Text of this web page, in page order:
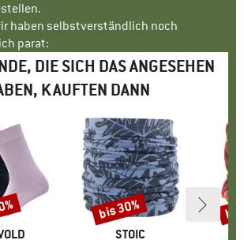
haben selbstverständlich noch
parat:
DIE SICH DAS ANGESEHEN
KAUFTEN DANN
MARKE
STOIC
Rabatt
bis 30%